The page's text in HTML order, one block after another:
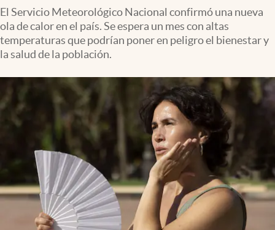
Tv
Clima
Mediakit
abre en nueva pestaña
México
El Servicio Meteorológico Nacional confirmó una nueva
ola de calor en el país. Se espera un mes con altas
temperaturas que podrían poner en peligro el bienestar y
la salud de la población.